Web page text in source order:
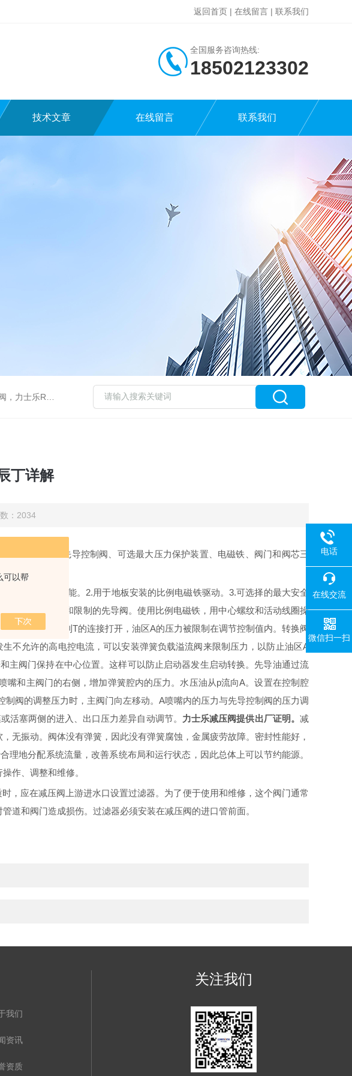
可以帮
返回首页 | 在线留言 | 联系我们
全国服务咨询热线:
18502123302
技术文章 在线留言 联系我们
，倍加福P F传感器
丁详解
：2034
通减压阀，由先导控制阀、可选最大压力保护装置、电磁铁、阀门和阀芯三
减压和溢出功能。2.用于地板安装的比例电磁铁驱动。3.可选择的最大安全
于系统压力减压和限制的先导阀。使用比例电磁铁，用中心螺纹和活动线圈操
设，因此，从
A到T的连接打开，油区A的压力被限制在调节控制值内。转换阀
不允许的高电控电流，可以安装弹簧负载溢流阀来限制压力，以防止油区A
主阀门保持在中心位置。这样可以防止启动器发生启动转换。先导油通过流
和主阀门的右侧，增加弹簧腔内的压力。水压油从p流向A。设置在控制腔
阀的调整压力时，主阀门向左移动。A喷嘴内的压力与先导控制阀的压力调
活塞两侧的进入、出口压力差异自动调节。 力士乐减压阀提供出厂证明。减
无振动。阀体没有弹簧，因此没有弹簧腐蚀，金属疲劳故障。密封性能好，
地分配系统流量，改善系统布局和运行状态，因此总体上可以节约能源。
作、调整和维修。
，应在减压阀上游进水口设置过滤器。为了便于使用和维修，这个阀门通常
道和阀门造成损伤。过滤器必须安装在减压阀的进口管前面。
我们
资讯
资质
关注我们
电话
在线交流
微信扫一扫